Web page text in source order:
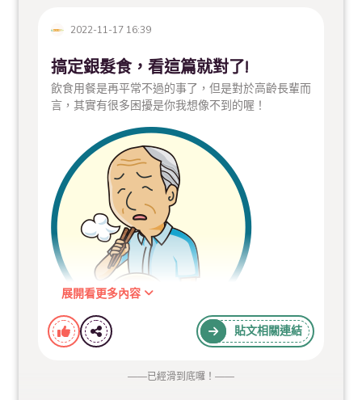
2022-11-17 16:39
搞定銀髮食，看這篇就對了!
飲食用餐是再平常不過的事了，但是對於高齡長輩而
言，其實有很多困擾是你我想像不到的喔！
展開看更多內容
貼文相關連結
——已經滑到底囉！ ——